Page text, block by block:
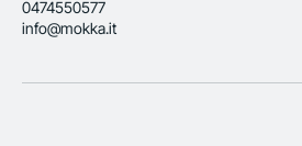
0474550577
info@mokka.it